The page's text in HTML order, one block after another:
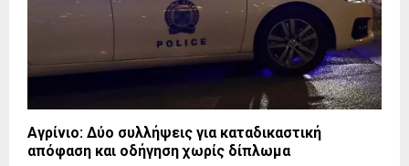
Αγρίνιο: Δύο συλλήψεις για καταδικαστική
απόφαση και οδήγηση χωρίς δίπλωμα